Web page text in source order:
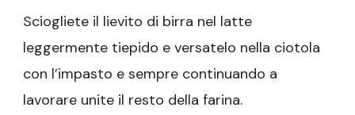
Sciogliete il lievito di birra nel latte
leggermente tiepido e versatelo nella ciotola
con l’impasto e sempre continuando a
lavorare unite il resto della farina.